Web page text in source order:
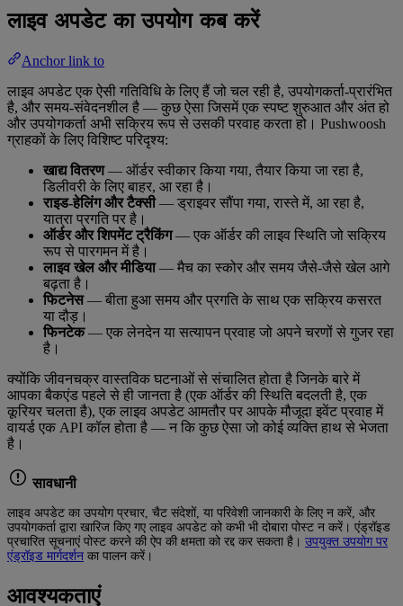
लाइव अपडेट का उपयोग कब करें
Anchor link to
लाइव अपडेट एक ऐसी गतिविधि के लिए हैं जो चल रही है, उपयोगकर्ता-प्रारंभित
है, और समय-संवेदनशील है — कुछ ऐसा जिसमें एक स्पष्ट शुरुआत और अंत हो
और उपयोगकर्ता अभी सक्रिय रूप से उसकी परवाह करता हो। Pushwoosh
ग्राहकों के लिए विशिष्ट परिदृश्य:
खाद्य वितरण— ऑर्डर स्वीकार किया गया, तैयार किया जा रहा है,
डिलीवरी के लिए बाहर, आ रहा है।
राइड-हेलिंग और टैक्सी— ड्राइवर सौंपा गया, रास्ते में, आ रहा है,
यात्रा प्रगति पर है।
ऑर्डर और शिपमेंट ट्रैकिंग— एक ऑर्डर की लाइव स्थिति जो सक्रिय
रूप से पारगमन में है।
लाइव खेल और मीडिया— मैच का स्कोर और समय जैसे-जैसे खेल आगे
बढ़ता है।
फिटनेस— बीता हुआ समय और प्रगति के साथ एक सक्रिय कसरत
या दौड़।
फिनटेक— एक लेनदेन या सत्यापन प्रवाह जो अपने चरणों से गुजर रहा
है।
क्योंकि जीवनचक्र वास्तविक घटनाओं से संचालित होता है जिनके बारे में
आपका बैकएंड पहले से ही जानता है (एक ऑर्डर की स्थिति बदलती है, एक
कूरियर चलता है), एक लाइव अपडेट आमतौर पर आपके मौजूदा इवेंट प्रवाह में
वायर्ड एक API कॉल होता है — न कि कुछ ऐसा जो कोई व्यक्ति हाथ से भेजता
है।
सावधानी
लाइव अपडेट का उपयोग प्रचार, चैट संदेशों, या परिवेशी जानकारी के लिए न करें, और
उपयोगकर्ता द्वारा खारिज किए गए लाइव अपडेट को कभी भी दोबारा पोस्ट न करें। एंड्रॉइड
प्रचारित सूचनाएं पोस्ट करने की ऐप की क्षमता को रद्द कर सकता है। उपयुक्त उपयोग पर
एंड्रॉइड मार्गदर्शन का पालन करें।
आवश्यकताएं